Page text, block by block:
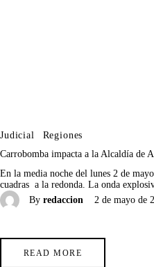
Judicial
Regiones
Carrobomba impacta a la Alcaldía de
En la media noche del lunes 2 de
cuadras a la redonda. La onda
By redaccion 2 de mayo de
READ MORE